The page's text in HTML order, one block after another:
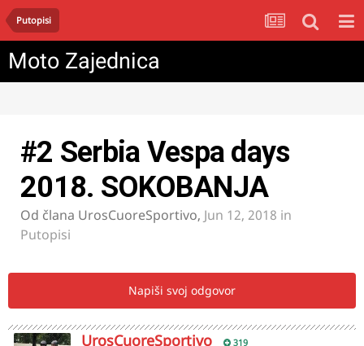
Putopisi
Moto Zajednica
#2 Serbia Vespa days
2018. SOKOBANJA
Od člana UrosCuoreSportivo, Jun 12, 2018 in
Putopisi
Napiši svoj odgovor
UrosCuoreSportivo 319